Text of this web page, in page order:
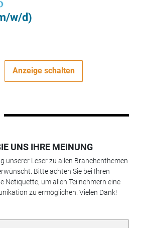
w/d)
Anzeige schalten
UNS IHRE MEINUNG
unserer Leser zu allen Branchenthemen
Bitte achten Sie bei Ihren
Netiquette, um allen Teilnehmern eine
zu ermöglichen. Vielen Dank!